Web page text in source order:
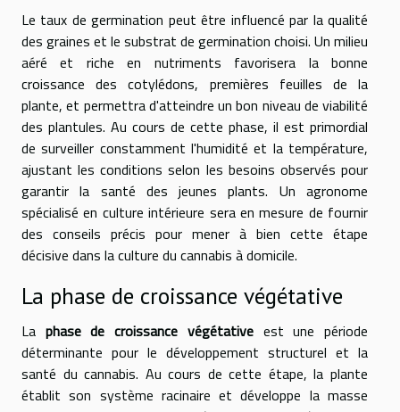
Le taux de germination peut être influencé par la qualité
des graines et le substrat de germination choisi. Un milieu
aéré et riche en nutriments favorisera la bonne
croissance des cotylédons, premières feuilles de la
plante, et permettra d'atteindre un bon niveau de viabilité
des plantules. Au cours de cette phase, il est primordial
de surveiller constamment l'humidité et la température,
ajustant les conditions selon les besoins observés pour
garantir la santé des jeunes plants. Un agronome
spécialisé en culture intérieure sera en mesure de fournir
des conseils précis pour mener à bien cette étape
décisive dans la culture du cannabis à domicile.
La phase de croissance végétative
La phase de croissance végétativeest une période
déterminante pour le développement structurel et la
santé du cannabis. Au cours de cette étape, la plante
établit son système racinaire et développe la masse